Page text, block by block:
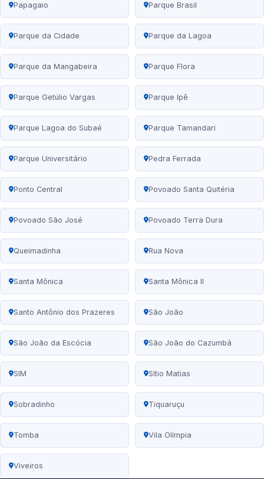
Papagaio Parque Brasil
Parque da Cidade Parque da Lagoa
Parque da Mangabeira Parque Flora
Parque Getúlio Vargas Parque Ipê
Parque Lagoa do Subaé Parque Tamandari
Parque Universitário Pedra Ferrada
Ponto Central Povoado Santa Quitéria
Povoado São José Povoado Terra Dura
Queimadinha Rua Nova
Santa Mônica Santa Mônica II
Santo Antônio dos Prazeres São João
São João da Escócia São João do Cazumbá
SIM Sítio Matias
Sobradinho Tiquaruçu
Tomba Vila Olímpia
Viveiros